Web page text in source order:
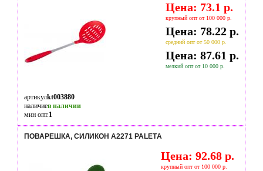
Цена: 73.1 р.
крупный опт от 100 000 р.
Цена: 78.22 р.
средний опт от 50 000 р.
Цена: 87.61 р.
мелкий опт от 10 000 р.
артикулkt003880
наличиев наличии
мин опт.1
ПОВАРЕШКА, СИЛИКОН A2271 PALETА
Цена: 92.68 р.
крупный опт от 100 000 р.